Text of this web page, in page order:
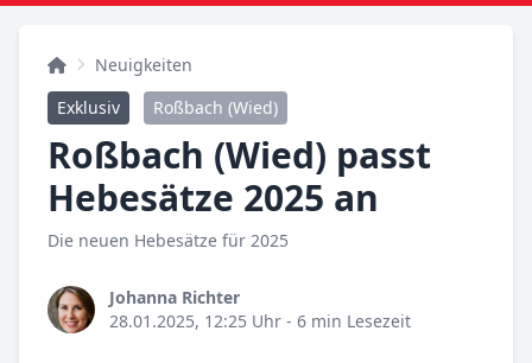
Neuigkeiten
Exklusiv
Roßbach (Wied)
Roßbach (Wied) passt
Hebesätze 2025 an
Die neuen Hebesätze für 2025
Johanna Richter
28.01.2025, 12:25 Uhr - 6 min Lesezeit